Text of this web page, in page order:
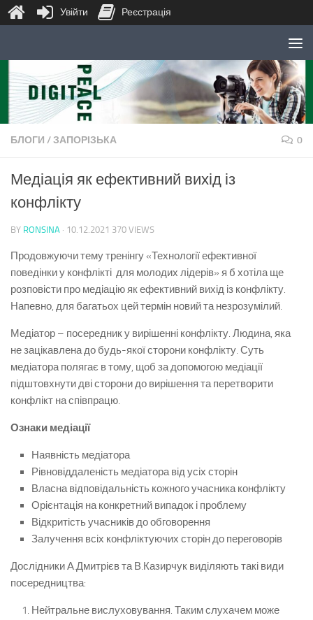
Skip to content
БЛОГИ /ЗАПОРІЗЬКА 0
Медіація як ефективний вихід із
конфлікту
BY RONSINA · 10.12.2021 370 VIEWS
Продовжуючи тему тренінгу «Технології ефективної
поведінки у конфлікті для молодих лідерів» я б хотіла ще
розповісти про медіацію як ефективний вихід із конфлікту.
Напевно, для багатьох цей термін новий та незрозумілий.
Медіатор – посередник у вирішенні конфлікту. Людина, яка
не зацікавлена до будь-якої сторони конфлікту. Суть
медіатора полягає в тому, щоб за допомогою медіації
підштовхнути дві сторони до вирішення та перетворити
конфлікт на співпрацю.
Ознаки медіації
Наявність медіатора
Рівновіддаленість медіатора від усіх сторін
Власна відповідальність кожного учасника конфлікту
Орієнтація на конкретний випадок і проблему
Відкритість учасників до обговорення
Залучення всіх конфліктуючих сторін до переговорів
Дослідники А.Дмитрієв та В.Казирчук виділяють такі види
посередництва:
Нейтральне вислуховування. Таким слухачем може
Увійти Реєстрація